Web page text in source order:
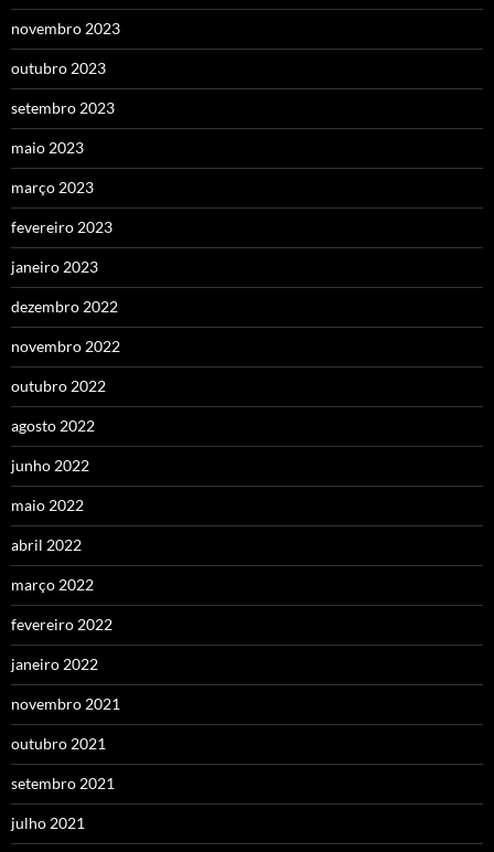
novembro 2023
outubro 2023
setembro 2023
maio 2023
março 2023
fevereiro 2023
janeiro 2023
dezembro 2022
novembro 2022
outubro 2022
agosto 2022
junho 2022
maio 2022
abril 2022
março 2022
fevereiro 2022
janeiro 2022
novembro 2021
outubro 2021
setembro 2021
julho 2021